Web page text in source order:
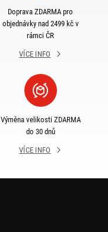
Doprava ZDARMA pro
objednávky nad 2499 kč v
rámci ČR
VÍCE INFO
Výměna velikosti ZDARMA
do 30 dnů
VÍCE INFO